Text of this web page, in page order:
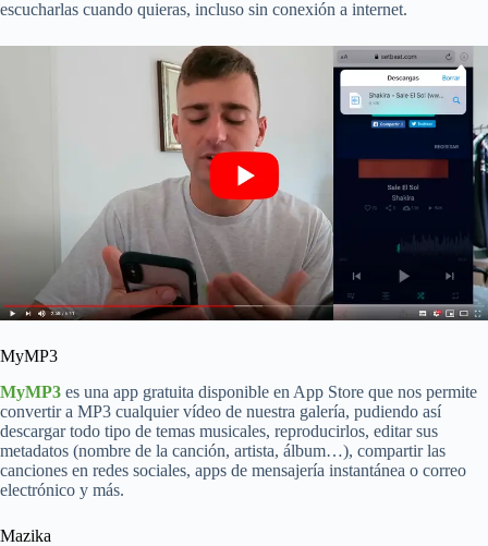
escucharlas cuando quieras, incluso sin conexión a internet.
MyMP3
MyMP3 es una app gratuita disponible en App Store que nos permite
convertir a MP3 cualquier vídeo de nuestra galería, pudiendo así
descargar todo tipo de temas musicales, reproducirlos, editar sus
metadatos (nombre de la canción, artista, álbum…), compartir las
canciones en redes sociales, apps de mensajería instantánea o correo
electrónico y más.
Mazika